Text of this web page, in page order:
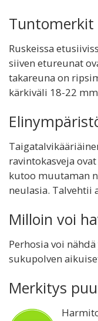
Tuntomerkit
Ruskeissa
siiven etureunat
takareuna on
kärkiväli 18-22
ravintokasveja
kutoo muutaman
neulasia. Talvehtii
Milloin voi
Perhosia voi
sukupolven
Merkitys